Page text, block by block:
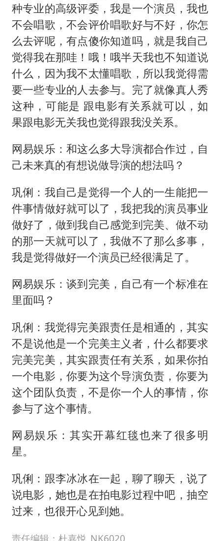
种专业的高级评委，我是一个演员，我也
不会唱歌，不会评价唱歌好与不好，你怎
么去评呢，有点傻你知道吗，就是我自己
觉得我在那哇！哦！哦半天我也不知道说
什么，因为我不太懂唱歌，所以我觉得需
要一些专业的人去参与。完了就像真人秀
这种，可能是 跟电影有关系就可以，如
果跟电影无关我也觉得跟我没关系。
网易娱乐：和这么多大导演都合作过，自
己未来真的有想说做导演的想法吗？
巩俐：我自己是觉得一个人的一生能把一
件事情做好就可以了，我把我的演员事业
做好了，做到我自己感觉到完美、做不动
的那一天就可以了，我做不了那么多事，
我是觉得做好一个演员已经很满足了。
网易娱乐：谈到完美，自己有一个标准在
里面吗？
巩俐：我觉得完美跟责任是相通的，其实
不是说他是一个完美主义者，什么都要求
完美完美，其实跟责任有关系，如果你拍
一个电影，你要为这个导演负责，你要为
这个团队负责，不是你一个人的事情，你
参与了这个事情。
网易娱乐：其实开幕红毯也来了很多明
星。
巩俐：跟李冰冰在一起，聊了聊天，说了
说电影，她也是在拍电影过程中吧，抽空
过来，也很开心见到她。